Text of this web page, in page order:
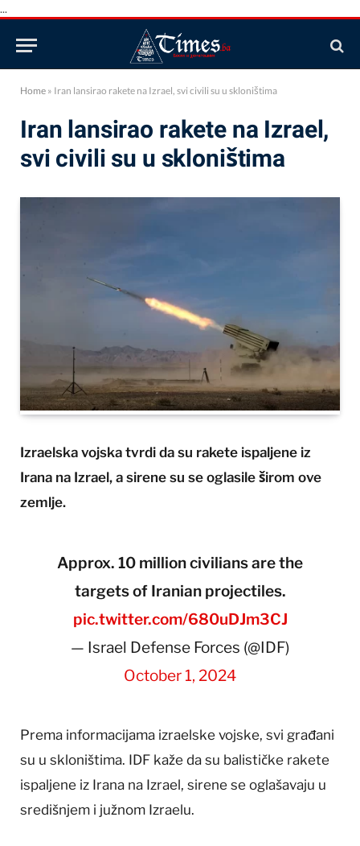
...
Home » Iran lansirao rakete na Izrael, svi civili su u skloništima
Iran lansirao rakete na Izrael,
svi civili su u skloništima
Izraelska vojska tvrdi da su rakete ispaljene iz
Irana na Izrael, a sirene su se oglasile širom ove
zemlje.
Approx. 10 million civilians are the
targets of Iranian projectiles.
pic.twitter.com/680uDJm3CJ
— Israel Defense Forces (@IDF)
October 1, 2024
Prema informacijama izraelske vojske, svi građani
su u skloništima. IDF kaže da su balističke rakete
ispaljene iz Irana na Izrael, sirene se oglašavaju u
središnjem i južnom Izraelu.